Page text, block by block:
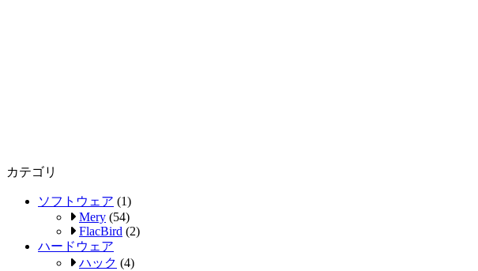
カテゴリ
ソフトウェア (1)
Mery (54)
FlacBird (2)
ハードウェア
ハック (4)